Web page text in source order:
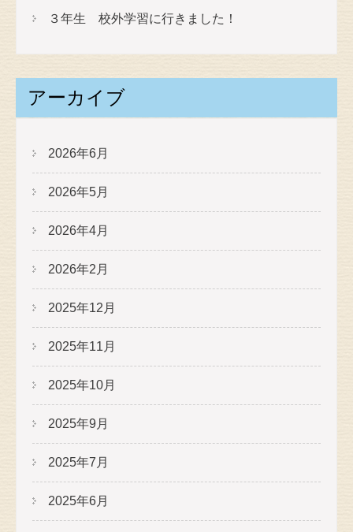
３年生 校外学習に行きました！
アーカイブ
2026年6月
2026年5月
2026年4月
2026年2月
2025年12月
2025年11月
2025年10月
2025年9月
2025年7月
2025年6月